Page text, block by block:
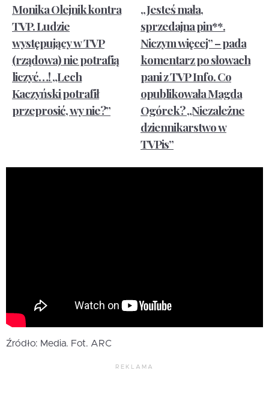
Monika Olejnik kontra
TVP. Ludzie
występujący w TVP
(rządowa) nie potrafią
liczyć…! „Lech
Kaczyński potrafił
przeprosić, wy nie?”
„Jesteś mała,
sprzedajna pin**.
Niczym więcej” – pada
komentarz po słowach
pani z TVP Info. Co
opublikowała Magda
Ogórek? „Niezależne
dziennikarstwo w
TVPis”
Źródło: Media. Fot. ARC
REKLAMA